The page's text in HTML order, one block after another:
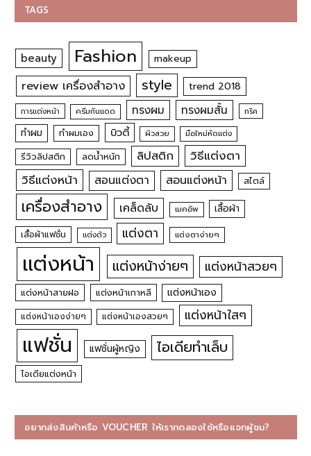
TAGS
beauty Fashion makeup
review เครื่องสำอาง style trend 2018
การแต่งหน้า ครีมกันแดด ทรงผม ทรงผมสั้น ทริค
ทำผม ทำผมเอง บิวตี้ ผิวสวย มือใหม่หัดแต่ง
รีวิวลิปสติก ลดน้ำหนัก ลิปสติก
วิธีแต่งตา
วิธีแต่งหน้า
สอนแต่งตา สอนแต่งหน้า สไตล์
เครื่องสำอาง เคล็ดลับ เมคอัพ เสื้อผ้า
เสื้อผ้าแฟชั่น แต่งตัว แต่งตา แต่งตาง่ายๆ
แต่งหน้า แต่งหน้าง่ายๆ แต่งหน้าสวยๆ
แต่งหน้าสายฝอ แต่งหน้าเกาหลี แต่งหน้าเอง
แต่งหน้าเองง่ายๆ แต่งหน้าเองสวยๆ แต่งหน้าใสๆ
แฟชั่น แฟชั่นผู้หญิง ไอเดียทำเล็บ
ไอเดียแต่งหน้า
อยากส่งสินค้าหรือ VOUCHER ให้เราทดลองใช้หรือแจกผู้ชม?